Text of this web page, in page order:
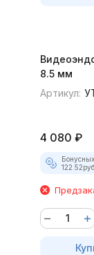
8.5 мм
Артикул:
4 080 ₽
122.52руб.